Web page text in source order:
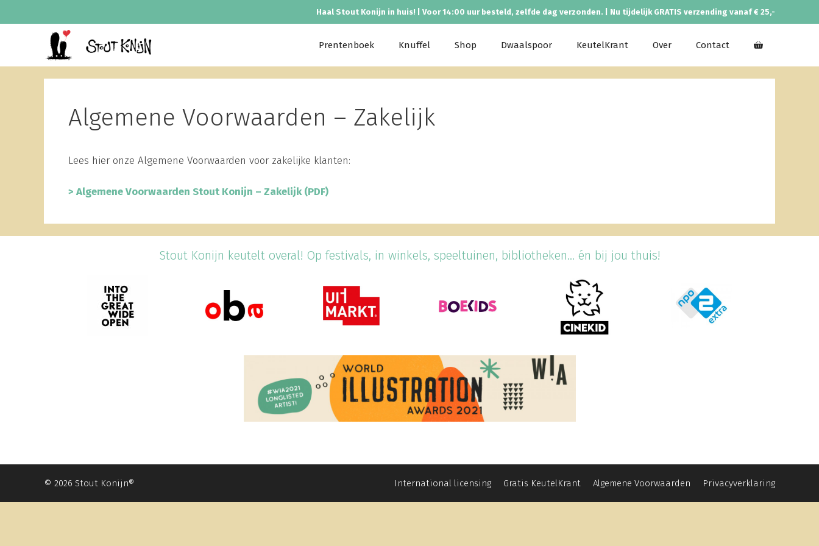
naar
Haal Stout Konijn in huis! | Voor 14:00 uur besteld, zelfde dag verzonden. | Nu tijdelijk GRATIS verzending vanaf € 25,-
Prentenboek Knuffel Shop Dwaalspoor KeutelKrant Over Contact
Algemene Voorwaarden – Zakelijk
Lees hier onze Algemene Voorwaarden voor zakelijke klanten:
> Algemene Voorwaarden Stout Konijn – Zakelijk (PDF)
Stout Konijn keutelt overal! Op festivals, in winkels, speeltuinen, bibliotheken... én bij jou thuis!
International licensing Gratis KeutelKrant Algemene Voorwaarden Privacyverklaring
© 2026 Stout Konijn®